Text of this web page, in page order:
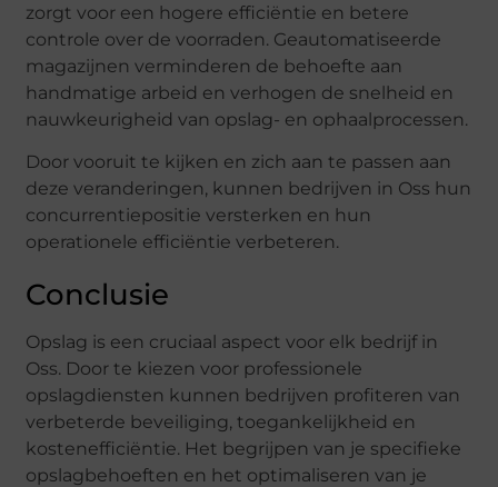
zorgt voor een hogere efficiëntie en betere
controle over de voorraden. Geautomatiseerde
magazijnen verminderen de behoefte aan
handmatige arbeid en verhogen de snelheid en
nauwkeurigheid van opslag- en ophaalprocessen.
Door vooruit te kijken en zich aan te passen aan
deze veranderingen, kunnen bedrijven in Oss hun
concurrentiepositie versterken en hun
operationele efficiëntie verbeteren.
Conclusie
Opslag is een cruciaal aspect voor elk bedrijf in
Oss. Door te kiezen voor professionele
opslagdiensten kunnen bedrijven profiteren van
verbeterde beveiliging, toegankelijkheid en
kostenefficiëntie. Het begrijpen van je specifieke
opslagbehoeften en het optimaliseren van je